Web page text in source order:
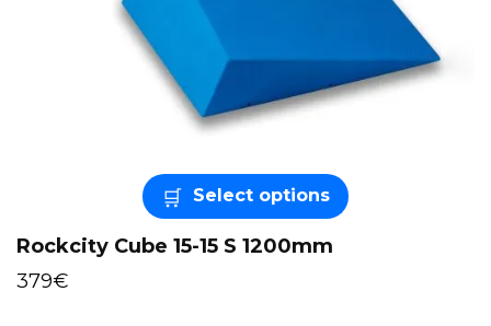
Select options
Rockcity Cube 15-15 S 1200mm
379€